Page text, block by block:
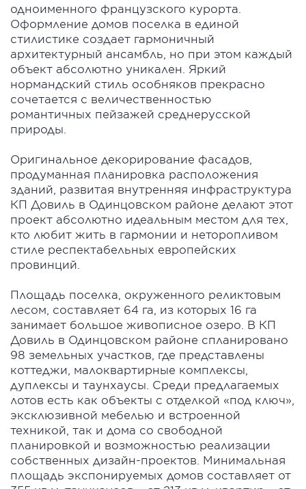
одноименного французского курорта.
Оформление домов поселка в единой
стилистике создает гармоничный
архитектурный ансамбль, но при этом каждый
объект абсолютно уникален. Яркий
нормандский стиль особняков прекрасно
сочетается с величественностью
романтичных пейзажей среднерусской
природы.
Оригинальное декорирование фасадов,
продуманная планировка расположения
зданий, развитая внутренняя инфраструктура
КП Довиль в Одинцовском районе делают этот
проект абсолютно идеальным местом для тех,
кто любит жить в гармонии и неторопливом
стиле респектабельных европейских
провинций.
Площадь поселка, окруженного реликтовым
лесом, составляет 64 га, из которых 16 га
занимает большое живописное озеро. В КП
Довиль в Одинцовском районе спланировано
98 земельных участков, где представлены
коттеджи, малоквартирные комплексы,
дуплексы и таунхаусы. Среди предлагаемых
лотов есть как объекты с отделкой «под ключ»,
эксклюзивной мебелью и встроенной
техникой, так и дома со свободной
планировкой и возможностью реализации
собственных дизайн-проектов. Минимальная
площадь экспонируемых домов составляет от